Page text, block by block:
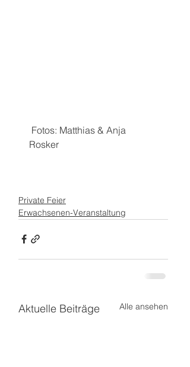
Rosker
Private Feier
Erwachsenen-Veranstaltung
Aktuelle Beiträge Alle ansehen